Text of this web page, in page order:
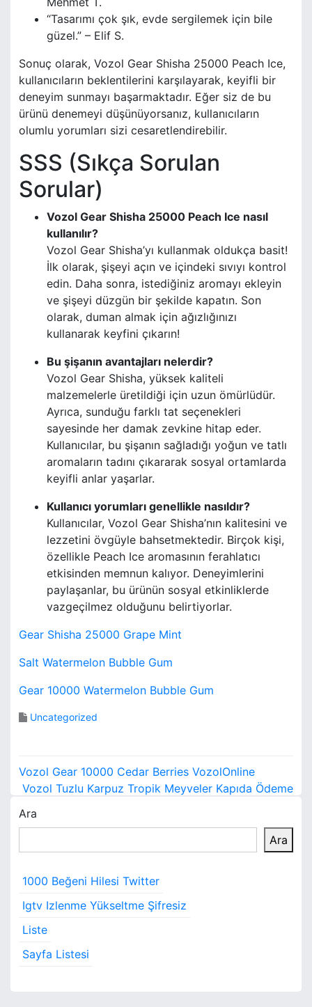
“Tasarımı çok şık, evde sergilemek için bile
güzel.” – Elif S.
Sonuç olarak, Vozol Gear Shisha 25000 Peach Ice,
kullanıcıların beklentilerini karşılayarak, keyifli bir
deneyim sunmayı başarmaktadır. Eğer siz de bu
ürünü denemeyi düşünüyorsanız, kullanıcıların
olumlu yorumları sizi cesaretlendirebilir.
SSS (Sıkça Sorulan
Sorular)
Vozol Gear Shisha 25000 Peach Ice nasıl
kullanılır?
Vozol Gear Shisha’yı kullanmak oldukça basit!
İlk olarak, şişeyi açın ve içindeki sıvıyı kontrol
edin. Daha sonra, istediğiniz aromayı ekleyin
ve şişeyi düzgün bir şekilde kapatın. Son
olarak, duman almak için ağızlığınızı
kullanarak keyfini çıkarın!
Bu şişanın avantajları nelerdir?
Vozol Gear Shisha, yüksek kaliteli
malzemelerle üretildiği için uzun ömürlüdür.
Ayrıca, sunduğu farklı tat seçenekleri
sayesinde her damak zevkine hitap eder.
Kullanıcılar, bu şişanın sağladığı yoğun ve tatlı
aromaların tadını çıkararak sosyal ortamlarda
keyifli anlar yaşarlar.
Kullanıcı yorumları genellikle nasıldır?
Kullanıcılar, Vozol Gear Shisha’nın kalitesini ve
lezzetini övgüyle bahsetmektedir. Birçok kişi,
özellikle Peach Ice aromasının ferahlatıcı
etkisinden memnun kalıyor. Deneyimlerini
paylaşanlar, bu ürünün sosyal etkinliklerde
vazgeçilmez olduğunu belirtiyorlar.
Gear Shisha 25000 Grape Mint
Salt Watermelon Bubble Gum
Gear 10000 Watermelon Bubble Gum
Uncategorized
Y
a
z
ı
g
e
z
i
Vozol Gear 10000 Cedar Berries VozolOnline
Vozol Tuzlu Karpuz Tropik Meyveler Kapıda Ödeme
Ara
Ara
1000 Beğeni Hilesi Twitter
Igtv Izlenme Yükseltme Şifresiz
Liste
Sayfa Listesi